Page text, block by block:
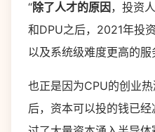
“除了人才的原因 ，投资
和DPU之后，2021年投
以及系统级难度更高的服
也正是因为CPU的创业
后，资本可以投的钱已